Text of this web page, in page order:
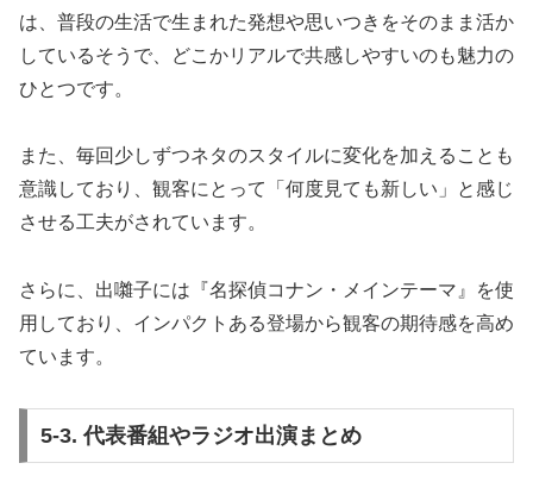
は、普段の生活で生まれた発想や思いつきをそのまま活か
しているそうで、どこかリアルで共感しやすいのも魅力の
ひとつです。
また、毎回少しずつネタのスタイルに変化を加えることも
意識しており、観客にとって「何度見ても新しい」と感じ
させる工夫がされています。
さらに、出囃子には『名探偵コナン・メインテーマ』を使
用しており、インパクトある登場から観客の期待感を高め
ています。
5-3. 代表番組やラジオ出演まとめ